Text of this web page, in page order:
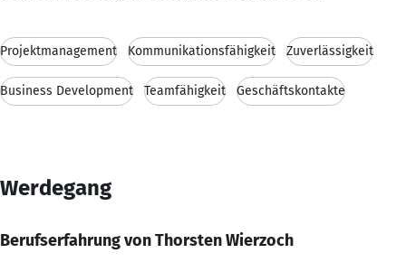
Projektmanagement Kommunikationsfähigkeit Zuverlässigkeit
Business Development Teamfähigkeit Geschäftskontakte
Werdegang
Berufserfahrung von Thorsten Wierzoch